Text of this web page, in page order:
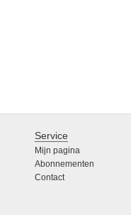
Service
Mijn pagina
Abonnementen
Contact